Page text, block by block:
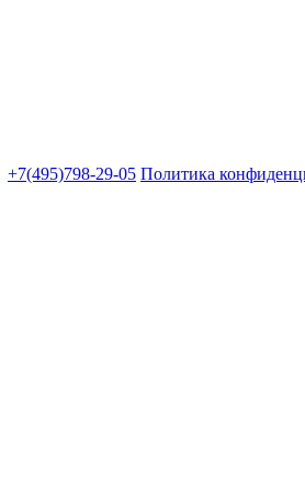
+7(495)798-29-05 Политика